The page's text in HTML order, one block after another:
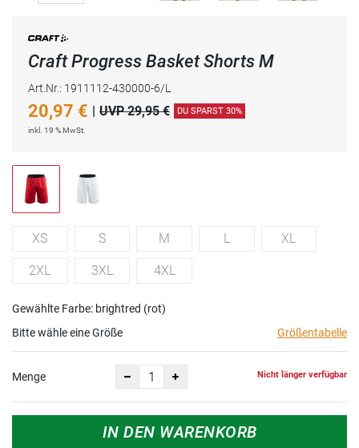
Craft Progress Basket Shorts M
Art.Nr.: 1911112-430000-6/L
20,97 € | UVP 29,95 € DU SPARST 30%
inkl. 19 % MwSt.
XS S M L XL
2XL 3XL 4XL
Gewählte Farbe: brightred (rot)
Bitte wähle eine Größe
Größentabelle
Menge Nicht länger verfügbar
IN DEN WARENKORB